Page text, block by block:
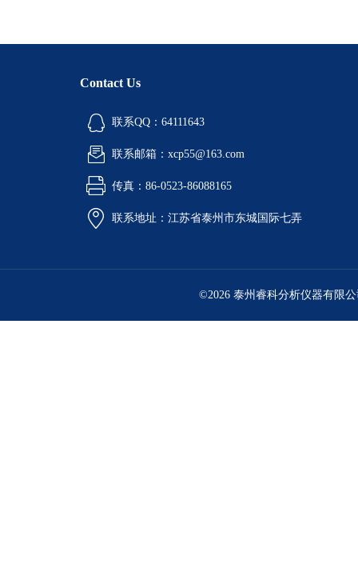
Contact Us
联系QQ：64111643
联系邮箱：xcp55@163.com
传真：86-0523-86088165
联系地址：江苏省泰州市东城国际七弄
©2026 泰州睿科分析仪器有限